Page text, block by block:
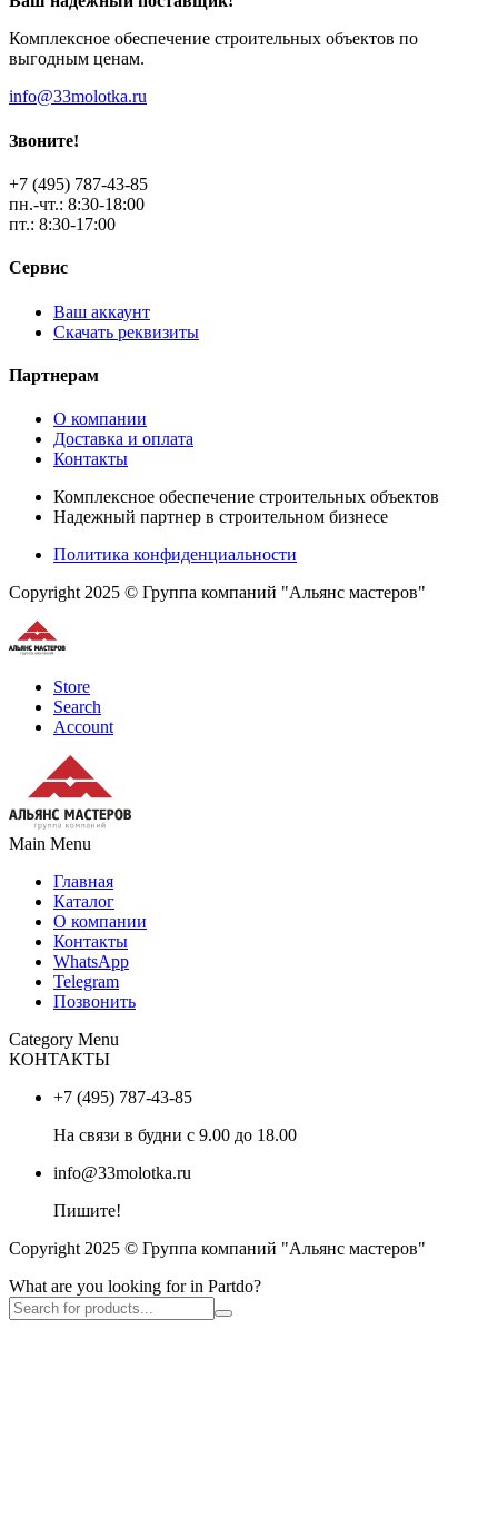
Комплексное обеспечение строительных объектов по
выгодным ценам.
info@33molotka.ru
Звоните!
+7 (495) 787-43-85
пн.-чт.: 8:30-18:00
пт.: 8:30-17:00
Сервис
Ваш аккаунт
Скачать реквизиты
Партнерам
О компании
Доставка и оплата
Контакты
Комплексное обеспечение строительных объектов
Надежный партнер в строительном бизнесе
Политика конфиденциальности
Copyright 2025 © Группа компаний "Альянс мастеров"
Store
Search
Account
Main Menu
Главная
Каталог
О компании
Контакты
WhatsApp
Telegram
Позвонить
Category Menu
КОНТАКТЫ
+7 (495) 787-43-85
На связи в будни с 9.00 до 18.00
info@33molotka.ru
Пишите!
Copyright 2025 © Группа компаний "Альянс мастеров"
What are you looking for in Partdo?